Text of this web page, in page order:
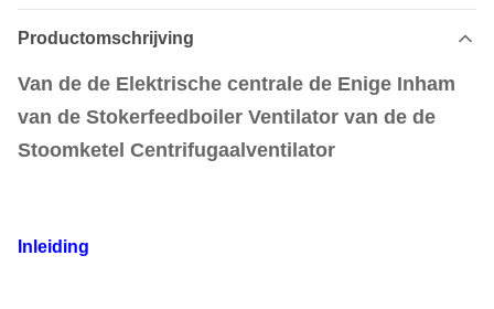
Productomschrijving
Van de de Elektrische centrale de Enige Inham
van de Stokerfeedboiler Ventilator van de de
Stoomketel Centrifugaalventilator
Inleiding